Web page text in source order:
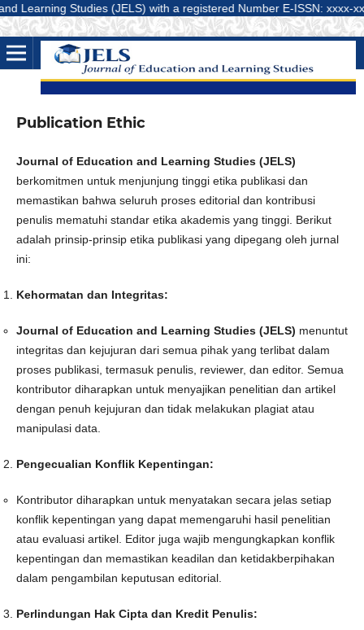
Studies (JELS) with a registered Number E-ISSN: xxxx-
Publication Ethic
Journal of Education and Learning Studies (JELS)
berkomitmen untuk menjunjung tinggi etika publikasi dan
memastikan bahwa seluruh proses editorial dan kontribusi
penulis mematuhi standar etika akademis yang tinggi. Berikut
adalah prinsip-prinsip etika publikasi yang dipegang oleh jurnal
ini:
Kehormatan dan Integritas:
Journal of Education and Learning Studies (JELS) menuntut
integritas dan kejujuran dari semua pihak yang terlibat dalam
proses publikasi, termasuk penulis, reviewer, dan editor. Semua
kontributor diharapkan untuk menyajikan penelitian dan artikel
dengan penuh kejujuran dan tidak melakukan plagiat atau
manipulasi data.
Pengecualian Konflik Kepentingan:
Kontributor diharapkan untuk menyatakan secara jelas setiap
konflik kepentingan yang dapat memengaruhi hasil penelitian
atau evaluasi artikel. Editor juga wajib mengungkapkan konflik
kepentingan dan memastikan keadilan dan ketidakberpihakan
dalam pengambilan keputusan editorial.
Perlindungan Hak Cipta dan Kredit Penulis: